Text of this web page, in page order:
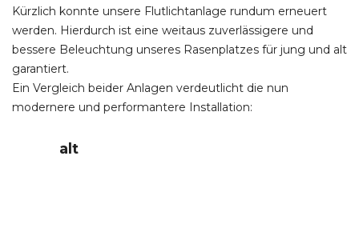
Kürzlich konnte unsere Flutlichtanlage rundum erneuert
werden. Hierdurch ist eine weitaus zuverlässigere und
bessere Beleuchtung unseres Rasenplatzes für jung und alt
garantiert.
Ein Vergleich beider Anlagen verdeutlicht die nun
modernere und performantere Installation:
alt